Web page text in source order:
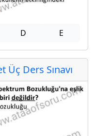
D E
Ders Sınavı